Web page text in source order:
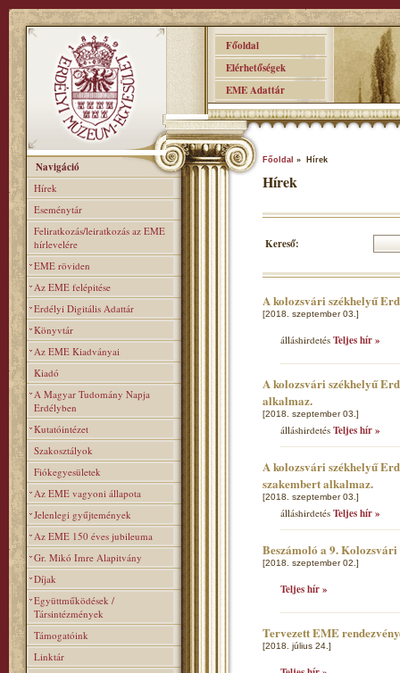
Főoldal
Elérhetőségek
EME Adattár
Navigáció
Hírek
Eseménytár
Feliratkozás/leiratkozás az EME
hírlevelére
EME röviden
Az EME felépitése
Erdélyi Digitális Adattár
Könyvtár
Az EME Kiadványai
Kiadó
A Magyar Tudomány Napja
Erdélyben
Kutatóintézet
Szakosztályok
Fiókegyesületek
Az EME vagyoni állapota
Jelenlegi gyűjtemények
Az EME 150 éves jubileuma
Gr. Mikó Imre Alapitvány
Díjak
Együttműködések /
Társintézmények
Támogatóink
Linktár
Főoldal » Hírek
Hírek
Kereső:
A kolozsvári székhelyű
[2018. szeptember 03.]
álláshirdetés Teljes hír »
A kolozsvári székhelyű
alkalmaz.
[2018. szeptember 03.]
álláshirdetés Teljes hír »
A kolozsvári székhelyű
szakembert alkalmaz.
[2018. szeptember 03.]
álláshirdetés Teljes hír »
Beszámoló a 9.
[2018. szeptember 02.]
Teljes hír »
Tervezett EME
[2018. július 24.]